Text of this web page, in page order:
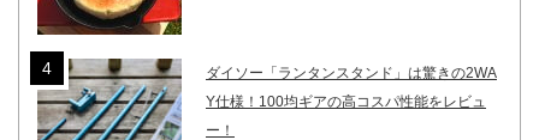
ダイソー「ランタンスタンド」は驚きの2WA
Y仕様！100均ギアの高コスパ性能をレビュ
ー！